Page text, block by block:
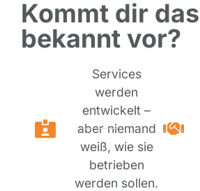
Kommt dir das
bekannt vor?
Services
werden
entwickelt –
aber niemand
weiß, wie sie
betrieben
werden sollen.